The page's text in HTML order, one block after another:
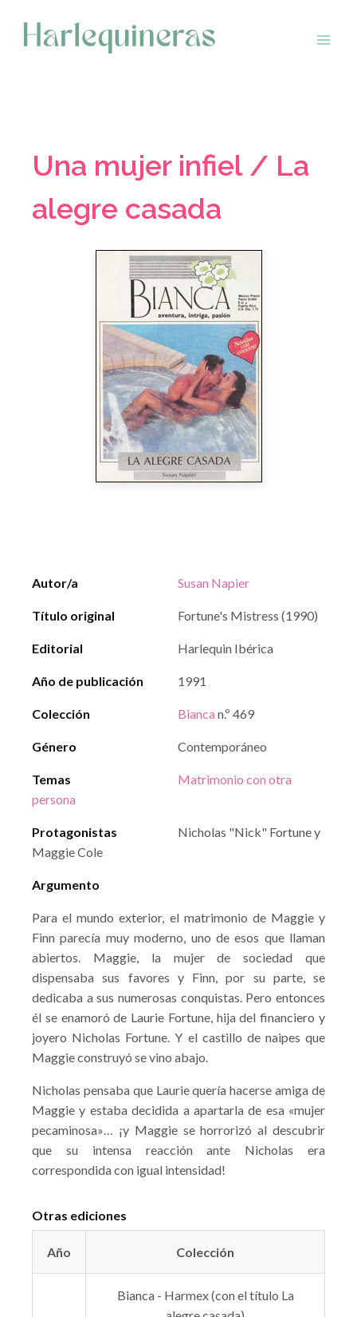
contenido
Una mujer infiel / La
alegre casada
Autor/a Susan Napier
Título original Fortune's Mistress (1990)
Editorial Harlequin Ibérica
Año de publicación 1991
Colección Bianca n.º 469
Género Contemporáneo
Temas
Matrimonio con otra
persona
Protagonistas
Nicholas "Nick" Fortune y
Maggie Cole
Argumento
Para el mundo exterior, el matrimonio de Maggie y
Finn parecía muy moderno, uno de esos que llaman
abiertos. Maggie, la mujer de sociedad que
dispensaba sus favores y Finn, por su parte, se
dedicaba a sus numerosas conquistas. Pero entonces
él se enamoró de Laurie Fortune, hija del financiero y
joyero Nicholas Fortune. Y el castillo de naipes que
Maggie construyó se vino abajo.
Nicholas pensaba que Laurie quería hacerse amiga de
Maggie y estaba decidida a apartarla de esa «mujer
pecaminosa»… ¡y Maggie se horrorizó al descubrir
que su intensa reacción ante Nicholas era
correspondida con igual intensidad!
Otras ediciones
Año Colección
Bianca - Harmex (con el título La